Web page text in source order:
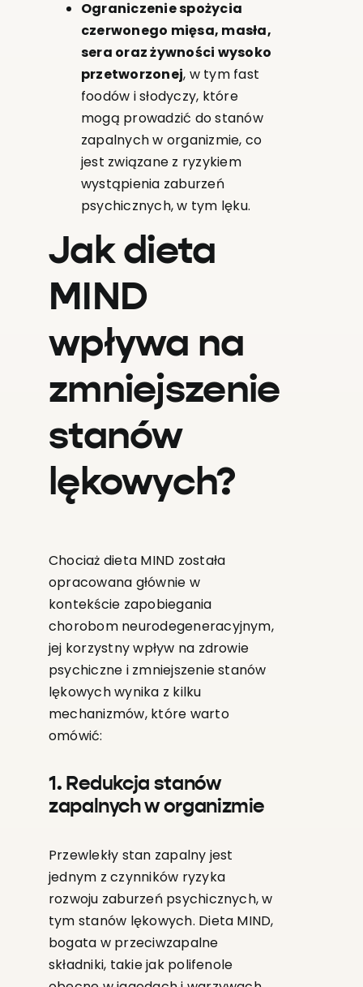
Ograniczenie spożycia
czerwonego mięsa, masła,
sera oraz żywności wysoko
przetworzonej, w tym fast
foodów i słodyczy, które
mogą prowadzić do stanów
zapalnych w organizmie, co
jest związane z ryzykiem
wystąpienia zaburzeń
psychicznych, w tym lęku.
Jak dieta
MIND
wpływa na
zmniejszenie
stanów
lękowych?
Chociaż dieta MIND została
opracowana głównie w
kontekście zapobiegania
chorobom neurodegeneracyjnym,
jej korzystny wpływ na zdrowie
psychiczne i zmniejszenie stanów
lękowych wynika z kilku
mechanizmów, które warto
omówić:
1. Redukcja stanów
zapalnych w organizmie
Przewlekły stan zapalny jest
jednym z czynników ryzyka
rozwoju zaburzeń psychicznych, w
tym stanów lękowych. Dieta MIND,
bogata w przeciwzapalne
składniki, takie jak polifenole